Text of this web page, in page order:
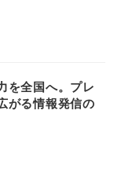
を全国へ。プレ
がる情報発信の